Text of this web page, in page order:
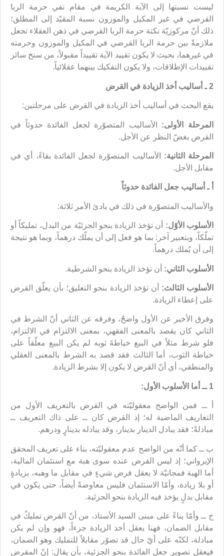
ليست نسبتها إلى الآية الكريمة في مقام نفي حرمة الربا
القرضي في غير المكيل والموزون نسبة المقيّد إلى المطلق؛
ذلك أنّ مركوزيّة نكتة حرمة الربا القرضي في ذهن العقلاء تجعل
ملازمةً بين حرمة الربا القرضي في المكيل والموزون وحرمته
في غيرهما، بحيث لا يكون تقييد الآية تقييداً مقبولاً، من سنخ سائر
تقييدات الإطلاقات، ولا يكون التفكيك بينهما عقلائياً.
2 ـ أساليب أخذ الزيادة في القرض
يقع البحث في أساليب أخذ الزيادة في القرض على مرحلتين:
المرحلة الأولى: الأساليب المتصوّرة لجعل الفائدة حدوثاً في
القرض بغضّ النظر عن الأجل.
المرحلة الثانية: الأساليب المتصوّرة لجعل الفائدة بقاءً، أي في
مقابل الأجل.
أ ـ أساليب جعل الفائدة حدوثاً
والأساليب المتصوّرة في ذلك في بادئ الأمر ثلاثة:
الأسلوب الأوّل: أن تؤخذ الزيادة بنحو الجزئيّة من البدل، تمليكاً أو
تملّكاً، وبتعبير آخر: بما هو فعل إلى أن يملّك درهماً، وبما هو نتيجة
إلى أن يُملك درهماً.
الأسلوب الثاني: أن تؤخذ الزيادة بنحو الشرطية.
الأسلوب الثالث: أن تؤخذ الزيادة بنحو التعليق؛ بأن يعلّق القرض
على إعطاء الزيادة.
وفرق الأخير عن الأول واضحٌ، وفرقه عن الثاني أنّ الشرط في
الثاني كان يقصد بالمعنى الفقهي، بمعنى الالتزام في الالتزام،
فلو شرط مثلاً في البيع خياطةَ ثوبه لم يكن البيع معلّقاً على
خياطة الثوب، أما الثالث فقد قصد به الشرط بالمعنى العقلي
والمنطقي، أي أنّ القرض لا يكون إلا بشرط الزيادة.
1 ــ أما الأسلوب الأول:
أ ــ فمن الواضح معقوليّته في القرض بالتعريف الأول من
التعاريف الماضية له؛ إذ القرض كان ــ على ذاك التعريف ــ
مبادلةً؛ فقد يبادل الدينار بدينار، وقد يبادله بدينارٍ ودرهم.
ب ــ كما أنّه من الواضح عدم معقوليّته، بناء على تعريف المحقق
الإيرواني؛ إذ ليس القرض عنده سوى هبة مع استئمان المالية،
أما الهبة فمجانيّة لا يعقل فرض شيءٍ في مقابل ما وهبه، بزيادةٍ
أو بلا زيادة، وأمّا الاستئمان فليس معاوضةً أيضاً، حتى يكون في
مقابل بدلٍ يؤخذ فيه الزيادة بنحو الجزئية.
ج ــ وأمّا بناءً على مبنى السيد الأستاذ، من أنّ القرض تمليكٌ في
مقابل الضمان، فهنا يعقل أخذ الزيادة جزءاً، فهو وإن لم يكن
مبادلة، لكنّه على أيّ حال قد تصوّر مقابلاً للتمليك وهو الضمان،
فيعقل تصوير جعل الفائدة بنحو الجزئية، بأن يقال: إنّ المقرض